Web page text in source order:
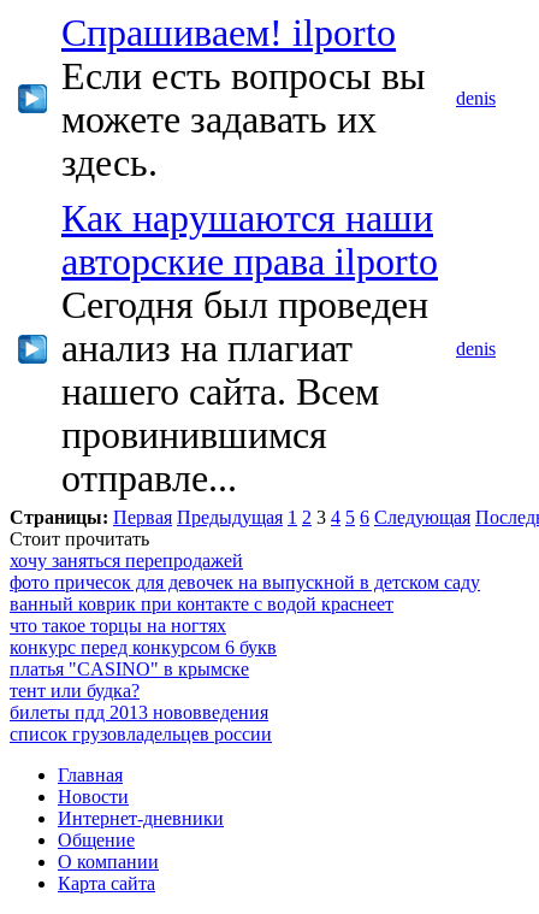
Спрашиваем! ilporto
Если есть вопросы вы
можете задавать их
здесь.
denis
Как нарушаются наши
авторские права ilporto
Сегодня был проведен
анализ на плагиат
нашего сайта. Всем
провинившимся
отправле...
denis
Страницы: Первая Предыдущая 1 2 3 4 5 6 Следующая
Стоит прочитать
хочу заняться перепродажей
фото причесок для девочек на выпускной в детском саду
ванный коврик при контакте с водой краснеет
что такое торцы на ногтях
конкурс перед конкурсом 6 букв
платья "CASINO" в крымске
тент или будка?
билеты пдд 2013 нововведения
список грузовладельцев россии
Главная
Новости
Интернет-дневники
Общение
О компании
Карта сайта